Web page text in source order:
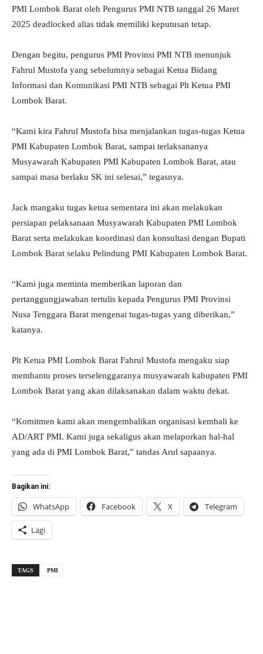
PMI Lombok Barat oleh Pengurus PMI NTB tanggal 26 Maret
2025 deadlocked alias tidak memiliki keputusan tetap.
Dengan begitu, pengurus PMI Provinsi PMI NTB menunjuk
Fahrul Mustofa yang sebelumnya sebagai Ketua Bidang
Informasi dan Komunikasi PMI NTB sebagai Plt Ketua PMI
Lombok Barat.
“Kami kira Fahrul Mustofa bisa menjalankan tugas-tugas Ketua
PMI Kabupaten Lombok Barat, sampai terlaksananya
Musyawarah Kabupaten PMI Kabupaten Lombok Barat, atau
sampai masa berlaku SK ini selesai,” tegasnya.
Jack mangaku tugas ketua sementara ini akan melakukan
persiapan pelaksanaan Musyawarah Kabupaten PMI Lombok
Barat serta melakukan koordinasi dan konsultasi dengan Bupati
Lombok Barat selaku Pelindung PMI Kabupaten Lombok Barat.
“Kami juga meminta memberikan laporan dan
pertanggungjawaban tertulis kepada Pengurus PMI Provinsi
Nusa Tenggara Barat mengenai tugas-tugas yang diberikan,”
katanya.
Plt Ketua PMI Lombok Barat Fahrul Mustofa mengaku siap
membantu proses terselenggaranya musyawarah kabupaten PMI
Lombok Barat yang akan dilaksanakan dalam waktu dekat.
“Komitmen kami akan mengembalikan organisasi kembali ke
AD/ART PMI. Kami juga sekaligus akan melaporkan hal-hal
yang ada di PMI Lombok Barat,” tandas Arul sapaanya.
Bagikan ini:
WhatsApp Facebook X Telegram
Lagi
TAGS PMI